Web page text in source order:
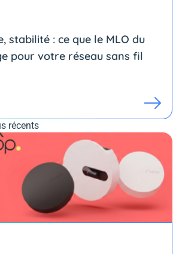
stabilité : ce que le MLO du
pour votre réseau sans fil
récents